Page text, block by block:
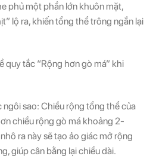
phủ một phần lớn khuôn mặt,
lộ ra, khiến tổng thể trông ngắn lại
quy tắc “Rộng hơn gò má” khi
sao: Chiều rộng tổng thể của
chiều rộng gò má khoảng 2-
ra này sẽ tạo ảo giác mở rộng
giúp cân bằng lại chiều dài.